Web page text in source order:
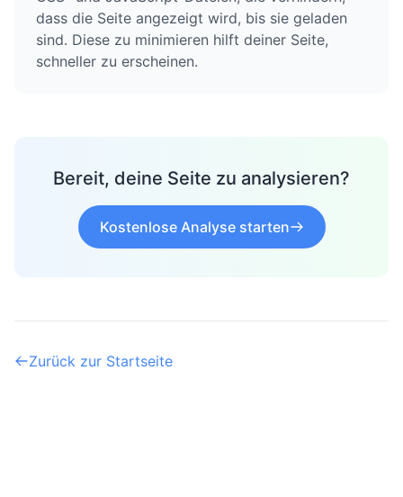
dass die Seite angezeigt wird, bis sie geladen
sind. Diese zu minimieren hilft deiner Seite,
schneller zu erscheinen.
Bereit, deine Seite zu analysieren?
Kostenlose Analyse starten
Zurück zur Startseite